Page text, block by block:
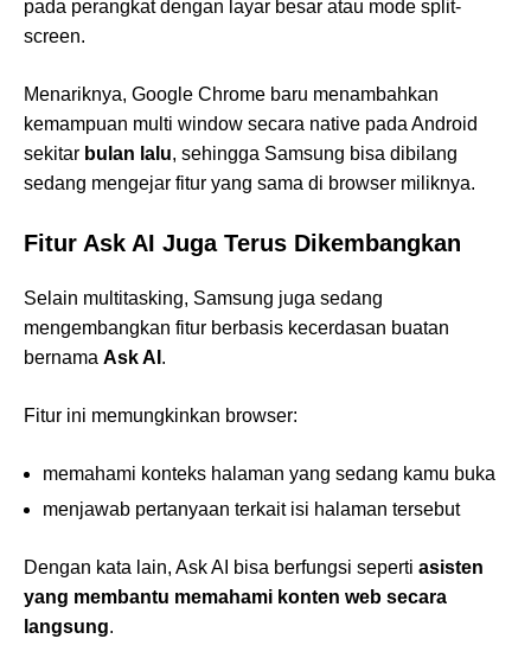
pada perangkat dengan layar besar atau mode split-
screen.
Menariknya, Google Chrome baru menambahkan
kemampuan multi window secara native pada Android
sekitar bulan lalu, sehingga Samsung bisa dibilang
sedang mengejar fitur yang sama di browser miliknya.
Fitur Ask AI Juga Terus Dikembangkan
Selain multitasking, Samsung juga sedang
mengembangkan fitur berbasis kecerdasan buatan
bernama Ask AI .
Fitur ini memungkinkan browser:
memahami konteks halaman yang sedang kamu buka
menjawab pertanyaan terkait isi halaman tersebut
Dengan kata lain, Ask AI bisa berfungsi seperti asisten
yang membantu memahami konten web secara
langsung.